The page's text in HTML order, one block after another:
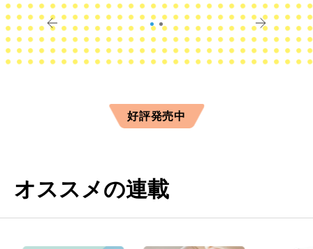
すか？
きに
好評発売中
オススメの連載